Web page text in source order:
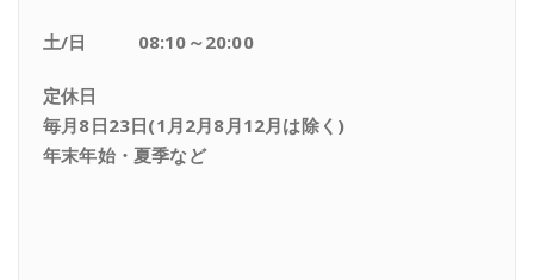
土/日 08:10～20:00
定休日
毎月8日23日(1月2月8月12月は除く)
年末年始・夏季など